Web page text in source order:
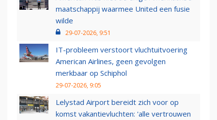
maatschappij waarmee United een fusie
wilde
29-07-2026, 9:51
IT-probleem verstoort vluchtuitvoering
American Airlines, geen gevolgen
merkbaar op Schiphol
29-07-2026, 9:05
Lelystad Airport bereidt zich voor op
komst vakantievluchten: 'alle vertrouwen